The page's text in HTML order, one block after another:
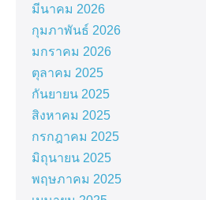
มีนาคม 2026
กุมภาพันธ์ 2026
มกราคม 2026
ตุลาคม 2025
กันยายน 2025
สิงหาคม 2025
กรกฎาคม 2025
มิถุนายน 2025
พฤษภาคม 2025